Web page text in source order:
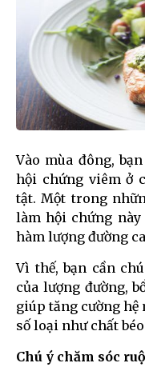
Vào mùa đông,
hội chứng viêm ở
tật. Một trong
làm hội chứng này
hàm lượng đường
Vì thế, bạn cần
của lượng đường,
giúp tăng cường hệ
số loại như chất béo
Chú ý chăm sóc